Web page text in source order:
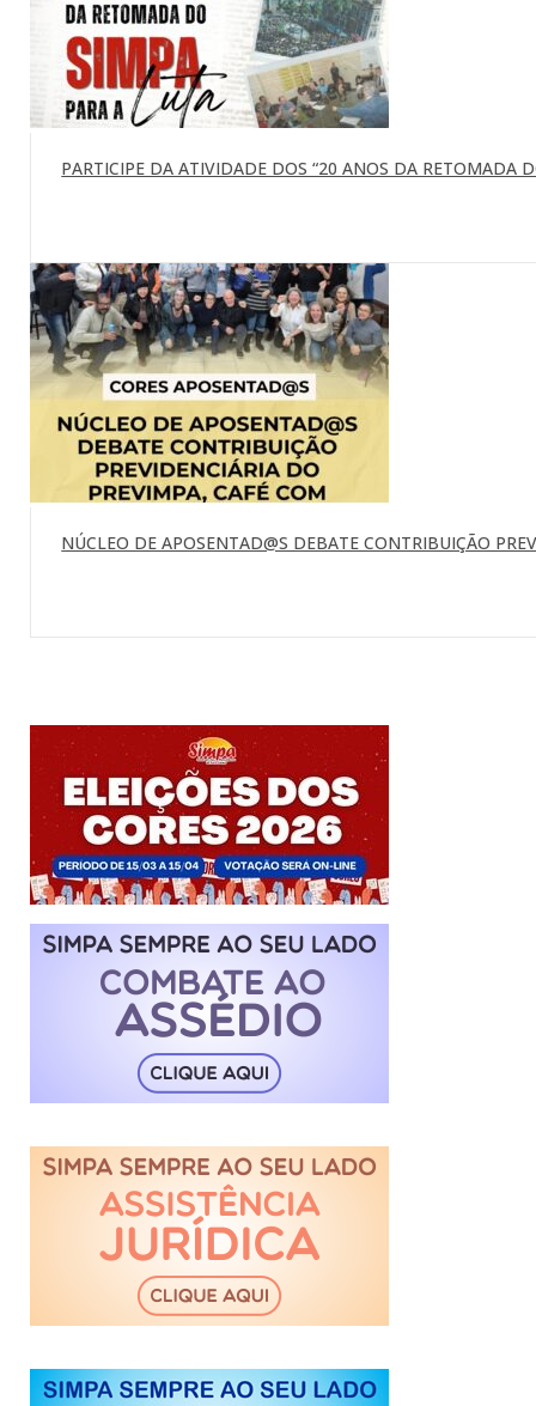
PARTICIPE DA ATIVIDADE DOS “20 ANOS DA RETOMADA
NÚCLEO DE APOSENTAD@S DEBATE CONTRIBUIÇÃO